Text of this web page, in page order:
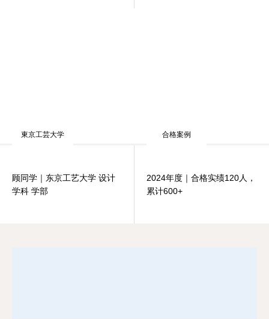
東京工芸大学
顾同学｜东京工艺大学 设计
学科 学部
合格案例
2024年度｜合格实绩120人，
累计600+